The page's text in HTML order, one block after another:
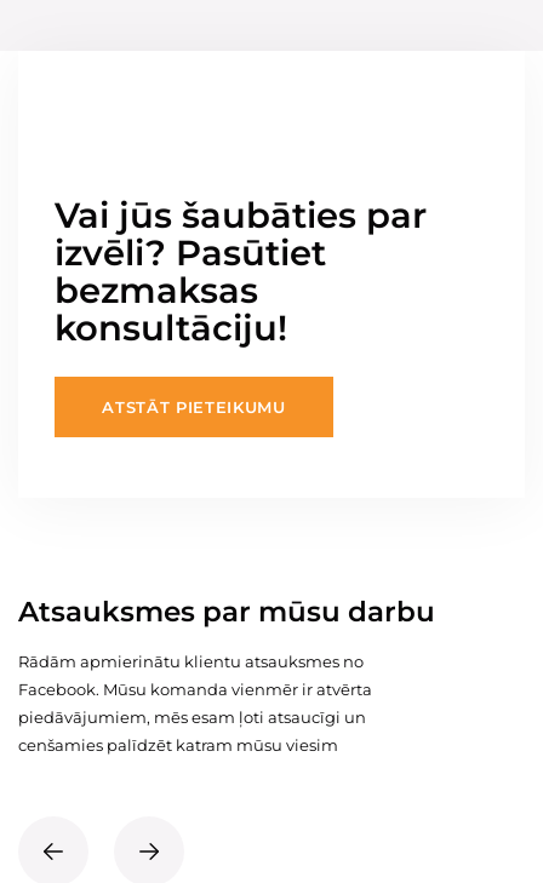
Vai jūs šaubāties par
izvēli? Pasūtiet
bezmaksas
konsultāciju!
ATSTĀT PIETEIKUMU
Atsauksmes par mūsu darbu
Rādām apmierinātu klientu atsauksmes no
Facebook. Mūsu komanda vienmēr ir atvērta
piedāvājumiem, mēs esam ļoti atsaucīgi un
cenšamies palīdzēt katram mūsu viesim